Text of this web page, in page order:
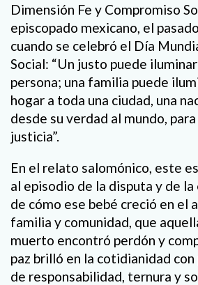
Dimensión Fe y Compromiso
episcopado mexicano, el
cuando se celebró el Día
Social: “Un justo puede
persona; una familia puede
hogar a toda una ciudad, una
desde su verdad al mundo,
justicia”.
En el relato salomónico, este
al episodio de la disputa y de la
de cómo ese bebé creció en el
familia y comunidad, que
muerto encontró perdón y
paz brilló en la cotidianidad
de responsabilidad, ternura y